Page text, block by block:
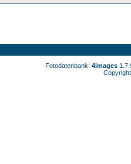
Fotodatenbank: 4images